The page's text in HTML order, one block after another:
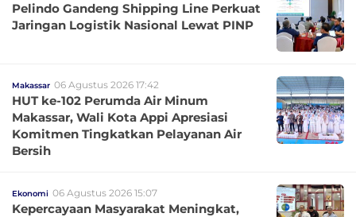
Pelindo Gandeng Shipping Line Perkuat
Jaringan Logistik Nasional Lewat PINP
Makassar 06 Agustus 2026 17:42
HUT ke-102 Perumda Air Minum
Makassar, Wali Kota Appi Apresiasi
Komitmen Tingkatkan Pelayanan Air
Bersih
Ekonomi 06 Agustus 2026 15:07
Kepercayaan Masyarakat Meningkat,